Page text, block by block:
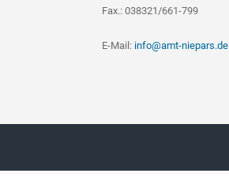
Fax.: 038321/661-799
E-Mail: info@amt-niepars.de